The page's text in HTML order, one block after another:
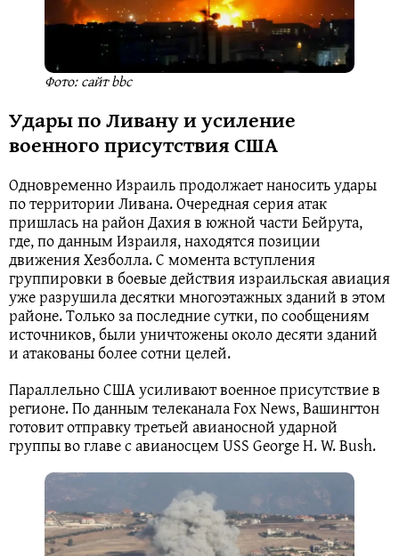
Фото: сайт bbc
Удары по Ливану и усиление
военного присутствия США
Одновременно Израиль продолжает наносить удары
по территории Ливана. Очередная серия атак
пришлась на район Дахия в южной части Бейрута,
где, по данным Израиля, находятся позиции
движения Хезболла. С момента вступления
группировки в боевые действия израильская авиация
уже разрушила десятки многоэтажных зданий в этом
районе. Только за последние сутки, по сообщениям
источников, были уничтожены около десяти зданий
и атакованы более сотни целей.
Параллельно США усиливают военное присутствие в
регионе. По данным телеканала Fox News, Вашингтон
готовит отправку третьей авианосной ударной
группы во главе с авианосцем USS George H. W. Bush.